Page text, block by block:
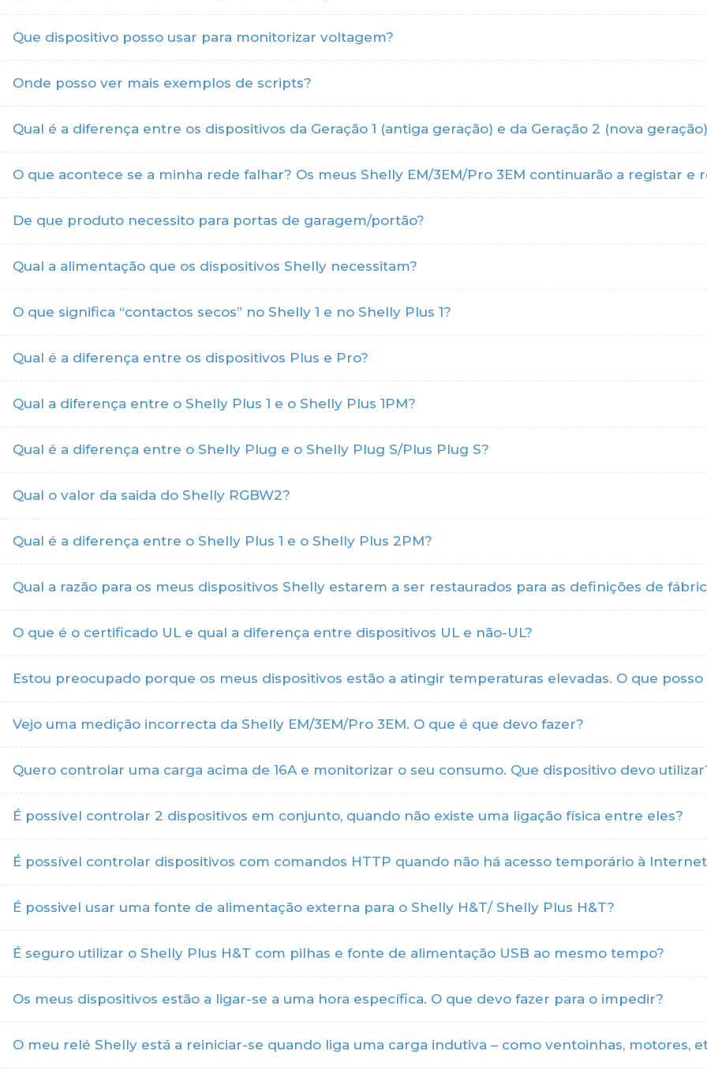
Que dispositivo posso usar para monitorizar voltagem?
Onde posso ver mais exemplos de scripts?
Qual é a diferença entre os dispositivos da Geração 1 (antiga geração) e da Geração 2 (nova
O que acontece se a minha rede falhar? Os meus Shelly EM/3EM/Pro 3EM continuarão a registar e
De que produto necessito para portas de garagem/portão?
Qual a alimentação que os dispositivos Shelly necessitam?
O que significa “contactos secos” no Shelly 1 e no Shelly Plus 1?
Qual é a diferença entre os dispositivos Plus e Pro?
Qual a diferença entre o Shelly Plus 1 e o Shelly Plus 1PM?
Qual é a diferença entre o Shelly Plug e o Shelly Plug S/Plus Plug S?
Qual o valor da saida do Shelly RGBW2?
Qual é a diferença entre o Shelly Plus 1 e o Shelly Plus 2PM?
Qual a razão para os meus dispositivos Shelly estarem a ser restaurados para as definições de
O que é o certificado UL e qual a diferença entre dispositivos UL e não-UL?
Estou preocupado porque os meus dispositivos estão a atingir temperaturas elevadas. O que posso
Vejo uma medição incorrecta da Shelly EM/3EM/Pro 3EM. O que é que devo fazer?
Quero controlar uma carga acima de 16A e monitorizar o seu consumo. Que dispositivo devo
É possível controlar 2 dispositivos em conjunto, quando não existe uma ligação física entre eles?
É possível controlar dispositivos com comandos HTTP quando não há acesso temporário à
É possivel usar uma fonte de alimentação externa para o Shelly H&T/ Shelly Plus H&T?
É seguro utilizar o Shelly Plus H&T com pilhas e fonte de alimentação USB ao mesmo tempo?
Os meus dispositivos estão a ligar-se a uma hora específica. O que devo fazer para o impedir?
O meu relé Shelly está a reiniciar-se quando liga uma carga indutiva – como ventoinhas, motores,